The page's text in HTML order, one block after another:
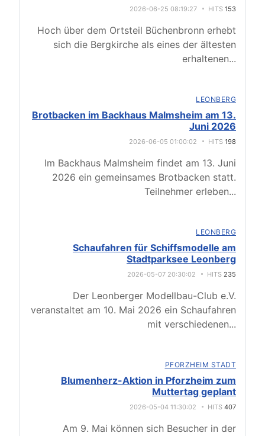
2026-06-25 08:19:27 HITS 153
Hoch über dem Ortsteil Büchenbronn erhebt
sich die Bergkirche als eines der ältesten
erhaltenen...
LEONBERG
Brotbacken im Backhaus Malmsheim am 13.
Juni 2026
2026-06-05 01:00:02 HITS 198
Im Backhaus Malmsheim findet am 13. Juni
2026 ein gemeinsames Brotbacken statt.
Teilnehmer erleben...
LEONBERG
Schaufahren für Schiffsmodelle am
Stadtparksee Leonberg
2026-05-07 20:30:02 HITS 235
Der Leonberger Modellbau-Club e.V.
veranstaltet am 10. Mai 2026 ein Schaufahren
mit verschiedenen...
PFORZHEIM STADT
Blumenherz-Aktion in Pforzheim zum
Muttertag geplant
2026-05-04 11:30:02 HITS 407
Am 9. Mai können sich Besucher in der